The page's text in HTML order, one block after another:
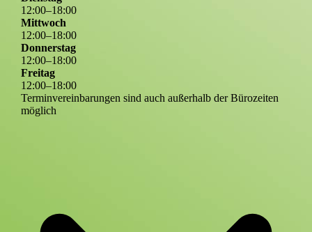
12:00–18:00
Mittwoch
12:00–18:00
Donnerstag
12:00–18:00
Freitag
12:00–18:00
Terminvereinbarungen sind auch außerhalb der Bürozeiten
möglich